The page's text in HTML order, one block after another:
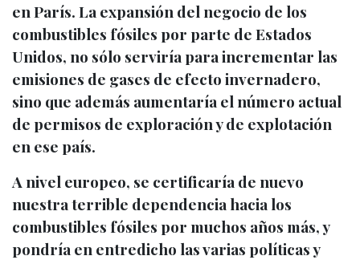
en París. La expansión del negocio de los
combustibles fósiles por parte de Estados
Unidos, no sólo serviría para incrementar las
emisiones de gases de efecto invernadero,
sino que además aumentaría el número actual
de permisos de exploración y de explotación
en ese país.
A nivel europeo, se certificaría de nuevo
nuestra terrible dependencia hacia los
combustibles fósiles por muchos años más, y
pondría en entredicho las varias políticas y